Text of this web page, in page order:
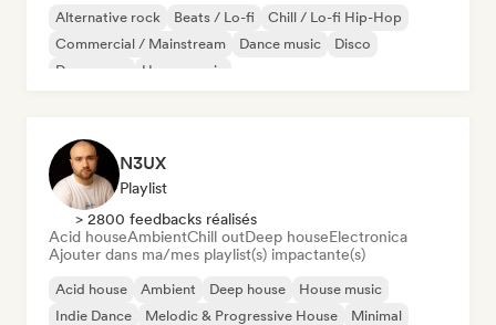
Alternative rock Beats / Lo-fi
Chill / Lo-fi Hip-Hop
Commercial / Mainstream
Dance music
Disco
Dream pop
House music
N3UX
Playlist
> 2800 feedbacks réalisés
Acid houseAmbientChill outDeep houseElectronica
Ajouter dans ma/mes playlist(s) impactante(s)
Acid house Ambient Deep house
House music
Indie Dance
Melodic & Progressive House
Minimal